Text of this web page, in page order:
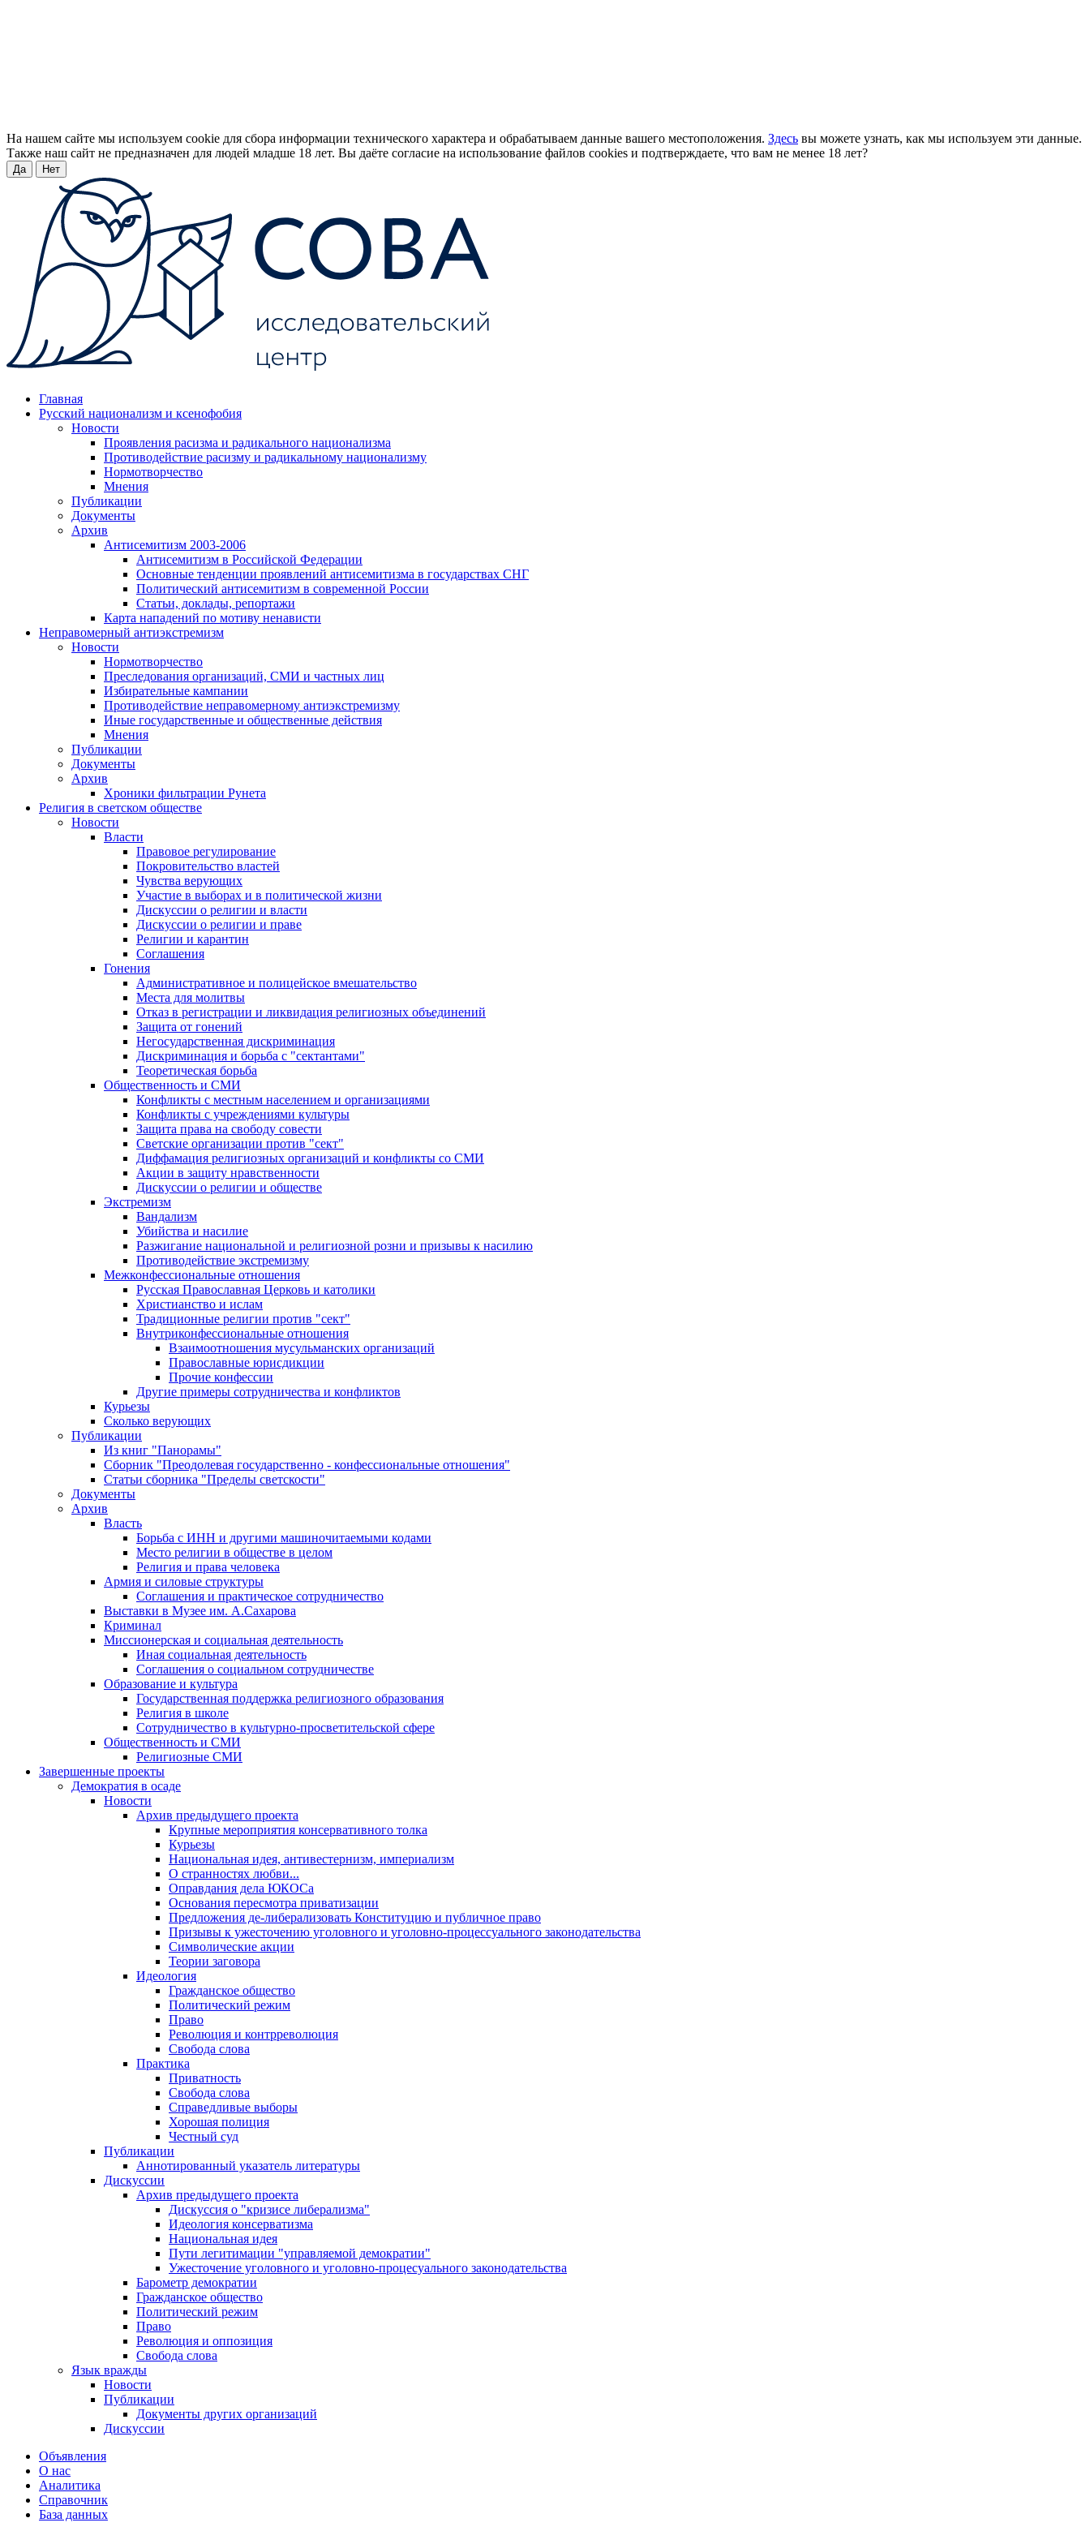
На нашем сайте мы используем cookie для сбора информации технического характера и обрабатываем данные вашего местоположения. Здесь вы можете узнать, как мы используем эти данные.
Также наш сайт не предназначен для людей младше 18 лет. Вы даёте согласие на использование файлов cookies и подтверждаете, что вам не менее 18 лет?
Да Нет
Главная
Русский национализм и ксенофобия
Новости
Проявления расизма и радикального национализма
Противодействие расизму и радикальному национализму
Нормотворчество
Мнения
Публикации
Документы
Архив
Антисемитизм 2003-2006
Антисемитизм в Российской Федерации
Основные тенденции проявлений антисемитизма в государствах СНГ
Политический антисемитизм в современной России
Статьи, доклады, репортажи
Карта нападений по мотиву ненависти
Неправомерный антиэкстремизм
Новости
Нормотворчество
Преследования организаций, СМИ и частных лиц
Избирательные кампании
Противодействие неправомерному антиэкстремизму
Иные государственные и общественные действия
Мнения
Публикации
Документы
Архив
Хроники фильтрации Рунета
Религия в светском обществе
Новости
Власти
Правовое регулирование
Покровительство властей
Чувства верующих
Участие в выборах и в политической жизни
Дискуссии о религии и власти
Дискуссии о религии и праве
Религии и карантин
Соглашения
Гонения
Административное и полицейское вмешательство
Места для молитвы
Отказ в регистрации и ликвидация религиозных объединений
Защита от гонений
Негосударственная дискриминация
Дискриминация и борьба с "сектантами"
Теоретическая борьба
Общественность и СМИ
Конфликты с местным населением и организациями
Конфликты с учреждениями культуры
Защита права на свободу совести
Светские организации против "сект"
Диффамация религиозных организаций и конфликты со СМИ
Акции в защиту нравственности
Дискуссии о религии и обществе
Экстремизм
Вандализм
Убийства и насилие
Разжигание национальной и религиозной розни и призывы к насилию
Противодействие экстремизму
Межконфессиональные отношения
Русская Православная Церковь и католики
Христианство и ислам
Традиционные религии против "сект"
Внутриконфессиональные отношения
Взаимоотношения мусульманских организаций
Православные юрисдикции
Прочие конфессии
Другие примеры сотрудничества и конфликтов
Курьезы
Сколько верующих
Публикации
Из книг "Панорамы"
Сборник "Преодолевая государственно - конфессиональные отношения"
Статьи сборника "Пределы светскости"
Документы
Архив
Власть
Борьба с ИНН и другими машиночитаемыми кодами
Место религии в обществе в целом
Религия и права человека
Армия и силовые структуры
Соглашения и практическое сотрудничество
Выставки в Музее им. А.Сахарова
Криминал
Миссионерская и социальная деятельность
Иная социальная деятельность
Соглашения о социальном сотрудничестве
Образование и культура
Государственная поддержка религиозного образования
Религия в школе
Сотрудничество в культурно-просветительской сфере
Общественность и СМИ
Религиозные СМИ
Завершенные проекты
Демократия в осаде
Новости
Архив предыдущего проекта
Крупные мероприятия консервативного толка
Курьезы
Национальная идея, антивестернизм, империализм
О странностях любви...
Оправдания дела ЮКОСа
Основания пересмотра приватизации
Предложения де-либерализовать Конституцию и публичное право
Призывы к ужесточению уголовного и уголовно-процессуального законодательства
Символические акции
Теории заговора
Идеология
Гражданское общество
Политический режим
Право
Революция и контрреволюция
Свобода слова
Практика
Приватность
Свобода слова
Справедливые выборы
Хорошая полиция
Честный суд
Публикации
Аннотированный указатель литературы
Дискуссии
Архив предыдущего проекта
Дискуссия о "кризисе либерализма"
Идеология консерватизма
Национальная идея
Пути легитимации "управляемой демократии"
Ужесточение уголовного и уголовно-процесуального законодательства
Барометр демократии
Гражданское общество
Политический режим
Право
Революция и оппозиция
Свобода слова
Язык вражды
Новости
Публикации
Документы других организаций
Дискуссии
Объявления
О нас
Аналитика
Справочник
База данных